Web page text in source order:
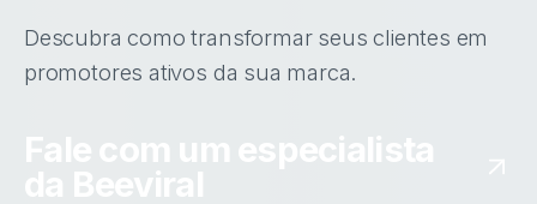
Descubra como transformar seus clientes em
promotores ativos da sua marca.